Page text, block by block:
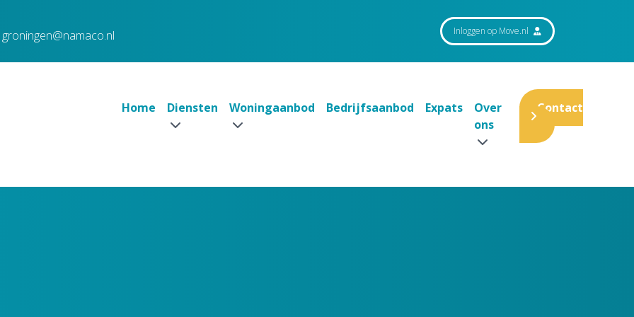
groningen@namaco.nl Inloggen op Move.nl
Home Diensten Woningaanbod Bedrijfsaanbod Expats
Over
ons
Contact